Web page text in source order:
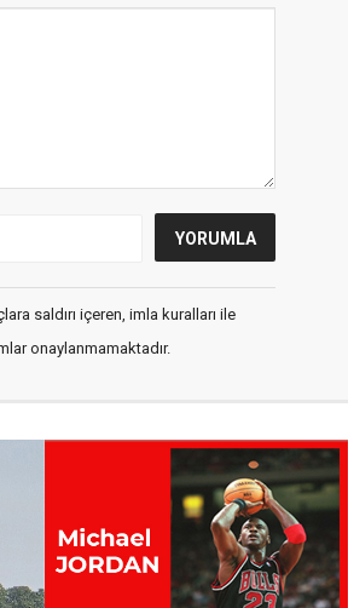
saldırı içeren, imla kuralları ile
onaylanmamaktadır.